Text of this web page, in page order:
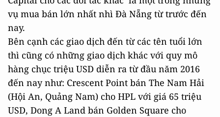
vụ mua bán lớn nhất nhì Đà Nẵng từ trước đến
nay.
Bên cạnh các giao dịch đến từ các tên tuổi lớn
thì cũng có những giao dịch khác với quy mô
hàng chục triệu USD diễn ra từ đầu năm 2016
đến nay như: Crescent Point bán The Nam Hải
(Hội An, Quảng Nam) cho HPL với giá 65 triệu
USD, Dong A Land bán Golden Square cho